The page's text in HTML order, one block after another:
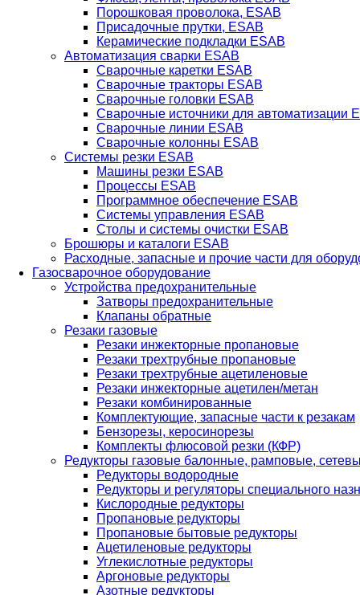
Порошковая проволока, ESAB
Присадочные прутки, ESAB
Керамические подкладки ESAB
Автоматизация сварки ESAB
Сварочные каретки ESAB
Сварочные тракторы ESAB
Сварочные головки ESAB
Сварочные источники для автоматизации
Сварочные линии ESAB
Сварочные колонны ESAB
Системы резки ESAB
Машины резки ESAB
Процессы ESAB
Программное обеспечение ESAB
Системы управления ESAB
Столы и системы очистки ESAB
Брошюры и каталоги ESAB
Расходные, запасные и прочие части для
Газосварочное оборудование
Устройства предохранительные
Затворы предохранительные
Клапаны обратные
Резаки газовые
Резаки инжекторные пропановые
Резаки трехтрубные пропановые
Резаки трехтрубные ацетиленовые
Резаки инжекторные ацетилен/метан
Резаки комбинированные
Комплектующие, запасные части к резакам
Бензорезы, керосинорезы
Комплекты флюсовой резки (КФР)
Редукторы газовые балонные, рамповые,
Редукторы водородные
Редукторы и регуляторы специального
Кислородные редукторы
Пропановые редукторы
Пропановые бытовые редукторы
Ацетиленовые редукторы
Углекислотные редукторы
Аргоновые редукторы
Азотные редукторы